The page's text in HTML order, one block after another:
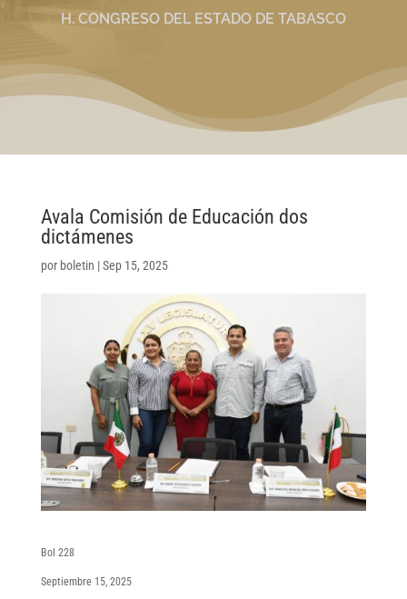
H. CONGRESO DEL ESTADO DE TABASCO
Avala Comisión de Educación dos
dictámenes
por boletin |Sep 15, 2025
Bol 228
Septiembre 15, 2025